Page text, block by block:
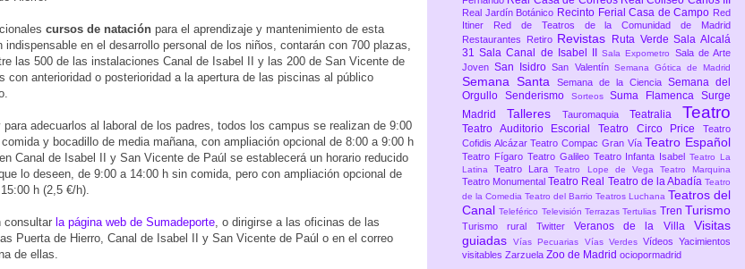
cursos de natación para el aprendizaje y mantenimiento de esta
indispensable en el desarrollo personal de los niños, contarán con 700 plazas,
las 500 de las instalaciones Canal de Isabel II y las 200 de San Vicente de
con anterioridad o posterioridad a la apertura de las piscinas al público
para adecuarlos al laboral de los padres, todos los campus se realizan de 9:00
y bocadillo de media mañana, con ampliación opcional de 8:00 a 9:00 h
Canal de Isabel II y San Vicente de Paúl se establecerá un horario reducido
lo deseen, de 9:00 a 14:00 h sin comida, pero con ampliación opcional de
h (2,5 €/h).
consultar la página web de Sumadeporte, o dirigirse a las oficinas de las
Puerta de Hierro, Canal de Isabel II y San Vicente de Paúl o en el correo
de ellas.
Real Jardín Botánico Recinto Ferial Casa de Campo Red
Itiner
Red de Teatros de la Comunidad de Madrid
Restaurantes
Retiro Revistas Ruta VerdeSala Alcalá
31Sala Canal de Isabel IISala Expometro Sala de Arte
JovenSan IsidroSan Valentín Semana Gótica de Madrid
Semana Santa Semana de la Ciencia Semana del
Orgullo Senderismo SorteosSuma FlamencaSurge
Madrid Talleres Tauromaquia Teatralia Teatro
Teatro Auditorio Escorial Teatro Circo Price Teatro
Cofidis AlcázarTeatro Compac Gran Vía Teatro Español
Teatro Fígaro Teatro Galileo Teatro Infanta IsabelTeatro La
Latina Teatro LaraTeatro Lope de Vega Teatro Marquina
Teatro Monumental Teatro Real Teatro de la Abadía Teatro
de la Comedia Teatro del Barrio Teatros Luchana Teatros del
CanalTeleférico TelevisiónTerrazasTertulias Tren Turismo
Turismo rural Twitter Veranos de la VillaVisitas
guiadasVías Pecuarias Vías Verdes VídeosYacimientos
visitables Zarzuela Zoo de Madrid ociopormadrid